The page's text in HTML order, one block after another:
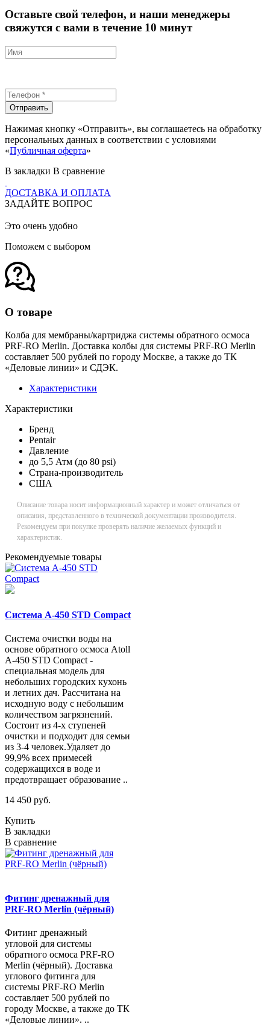
Оставьте свой телефон, и наши менеджеры
свяжутся с вами в течение 10 минут
Отправить
Нажимая кнопку «Отправить», вы соглашаетесь на обработку
персональных данных в соответствии с условиями
«Публичная оферта»
В закладки В сравнение
ДОСТАВКА И ОПЛАТА
ЗАДАЙТЕ ВОПРОС
Это очень удобно
Поможем с выбором
О товаре
Колба для мембраны/картриджа системы обратного осмоса
PRF-RO Merlin. Доставка колбы для системы PRF-RO Merlin
составляет 500 рублей по городу Москве, а также до ТК
«Деловые линии» и СДЭК.
Характеристики
Характеристики
Бренд
Pentair
Давление
до 5,5 Атм (до 80 psi)
Страна-производитель
США
Описание товара носит информационный характер и может отличаться от
описания, представленного в технической документации производителя.
Рекомендуем при покупке проверять наличие желаемых функций и
характеристик.
Рекомендуемые товары
Система A-450 STD Compact
Система очистки воды на
основе обратного осмоса Atoll
A-450 STD Compact -
специальная модель для
небольших городских кухонь
и летних дач. Рассчитана на
исходную воду с небольшим
количеством загрязнений.
Состоит из 4-х ступеней
очистки и подходит для семьи
из 3-4 человек.Удаляет до
99,9% всех примесей
содержащихся в воде и
предотвращает образование ..
14 450 руб.
Купить
В закладки
В сравнение
Фитинг дренажный для
PRF-RO Merlin (чёрный)
Фитинг дренажный
угловой для системы
обратного осмоса PRF-RO
Merlin (чёрный). Доставка
углового фитинга для
системы PRF-RO Merlin
составляет 500 рублей по
городу Москве, а также до ТК
«Деловые линии». ..